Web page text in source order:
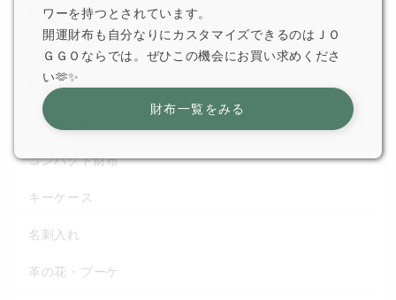
全てのアイテム
財布一覧
長財布
２つ折り財布
コンパクト財布
キーケース
名刺入れ
革の花・ブーケ
ワーを持つとされています。
開運財布も自分なりにカスタマイズできるのはＪＯ
ＧＧＯならでは。ぜひこの機会にお買い求めくださ
い🫶✨
財布一覧をみる